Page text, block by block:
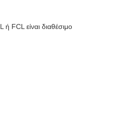
FCL είναι διαθέσιμο